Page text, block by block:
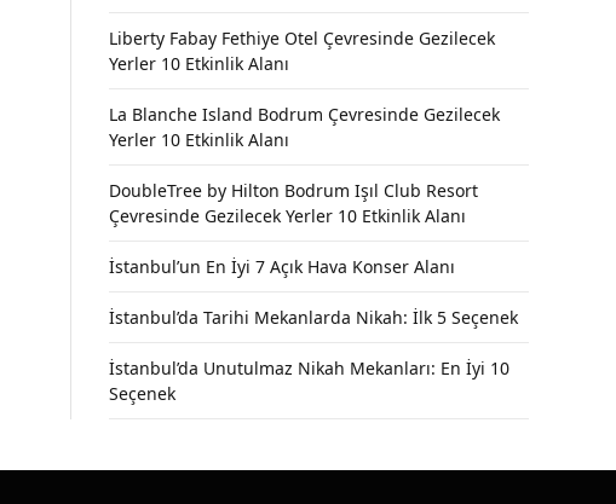
Liberty Fabay Fethiye Otel Çevresinde Gezilecek
Yerler 10 Etkinlik Alanı
La Blanche Island Bodrum Çevresinde Gezilecek
Yerler 10 Etkinlik Alanı
DoubleTree by Hilton Bodrum Işıl Club Resort
Çevresinde Gezilecek Yerler 10 Etkinlik Alanı
İstanbul’un En İyi 7 Açık Hava Konser Alanı
İstanbul’da Tarihi Mekanlarda Nikah: İlk 5 Seçenek
İstanbul’da Unutulmaz Nikah Mekanları: En İyi 10
Seçenek